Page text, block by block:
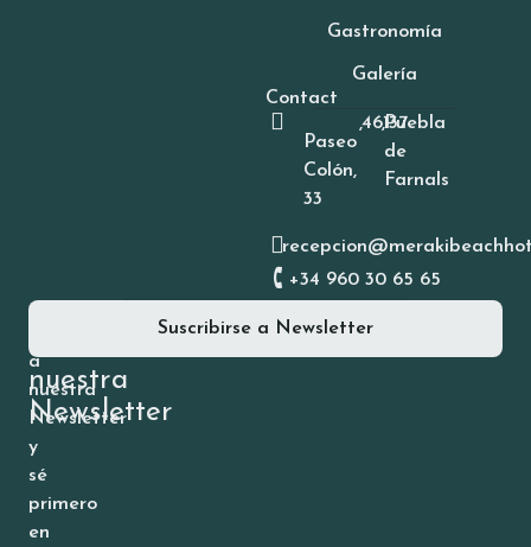
Gastronomía
Galería
Contact
Paseo
Colón,
33
,46137
,Puebla
de
Farnals
+34 960 30 65 65
Suscríbete
a
nuestra
Newsletter
a
nuestra
Newsletter
y
sé
primero
en
Suscribirse a Newsletter